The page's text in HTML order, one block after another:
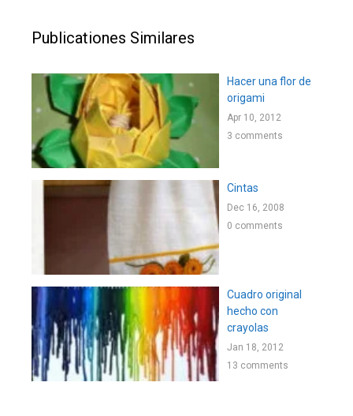
Publicationes Similares
Hacer una flor de
origami
Apr 10, 2012
3 comments
Cintas
Dec 16, 2008
0 comments
Cuadro original
hecho con
crayolas
Jan 18, 2012
13 comments